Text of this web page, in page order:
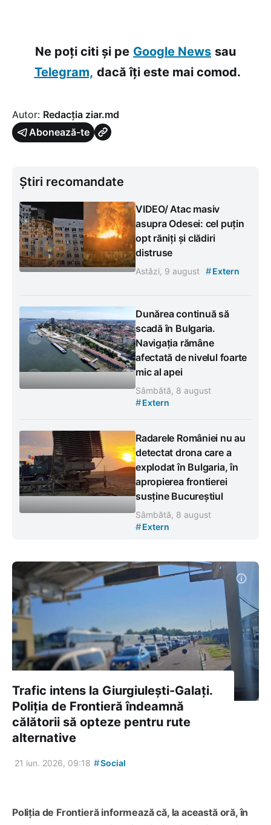
Ne poți citi și pe Google News sau
Telegram, dacă îți este mai comod.
Autor: Redacția ziar.md
Abonează-te
Știri recomandate
VIDEO/ Atac masiv
asupra Odesei: cel puțin
opt răniți și clădiri
distruse
Astăzi, 9 august #Extern
Dunărea continuă să
scadă în Bulgaria.
Navigația rămâne
afectată de nivelul foarte
mic al apei
Sâmbătă, 8 august
#Extern
Radarele României nu au
detectat drona care a
explodat în Bulgaria, în
apropierea frontierei
susține Bucureștiul
Sâmbătă, 8 august
#Extern
Trafic intens la Giurgiulești-Galați.
Poliția de Frontieră îndeamnă
călătorii să opteze pentru rute
alternative
21 iun. 2026, 09:18 #Social
Poliția de Frontieră informează că, la această oră, în